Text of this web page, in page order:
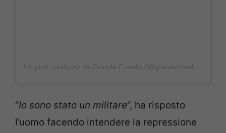
“Io sono stato un militare“, ha risposto
l’uomo facendo intendere la repressione